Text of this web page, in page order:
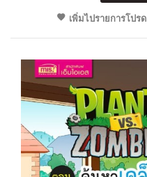
เพิ่มไปรายการโปรด